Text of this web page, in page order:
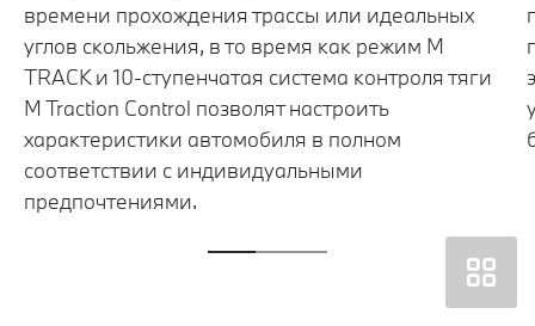
времени прохождения трассы или идеальных
углов скольжения, в то время как режим M
TRACK и 10-ступенчатая система контроля тяги
M Traction Control позволят настроить
характеристики автомобиля в полном
соответствии с индивидуальными
предпочтениями.